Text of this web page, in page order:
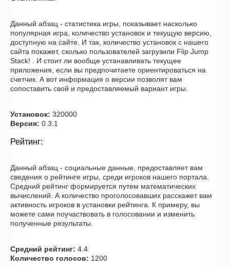
Данный абзац - статистика игры, показывает насколько
популярная игра, количество установок и текущую версию,
доступную на сайте. И так, количество установок с нашего
сайта покажет, сколько пользователей загрузили Flip Jump
Stack! . И стоит ли вообще устанавливать текущее
приложения, если вы предпочитаете ориентироваться на
счетчик. А вот информация о версии позволят вам
сопоставить свой и предоставляемый вариант игры.
Установок: 320000
Версия: 0.3.1
Рейтинг:
Данный абзац - социальные данные, предоставляет вам
сведения о рейтинге игры, среди игроков нашего портала.
Средний рейтинг формируется путем математических
вычислений. А количество проголосовавших расскажет вам
активность игроков в установки рейтинга. К примеру, вы
можете сами поучаствовать в голосовании и изменить
полученные результаты.
Средний рейтинг: 4.4
Количество голосов: 1200